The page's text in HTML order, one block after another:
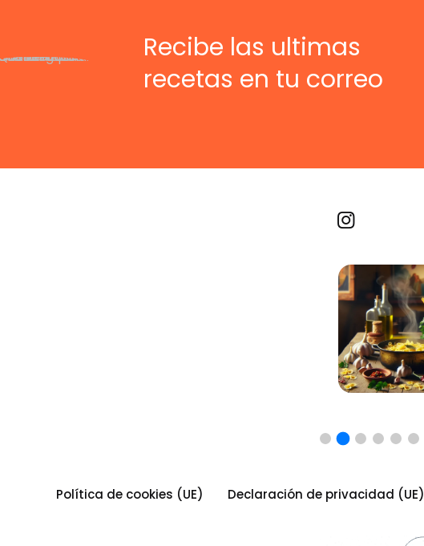
Recibe las ultimas
recetas en tu correo
Política de cookies (UE) Declaración de privacidad (UE)